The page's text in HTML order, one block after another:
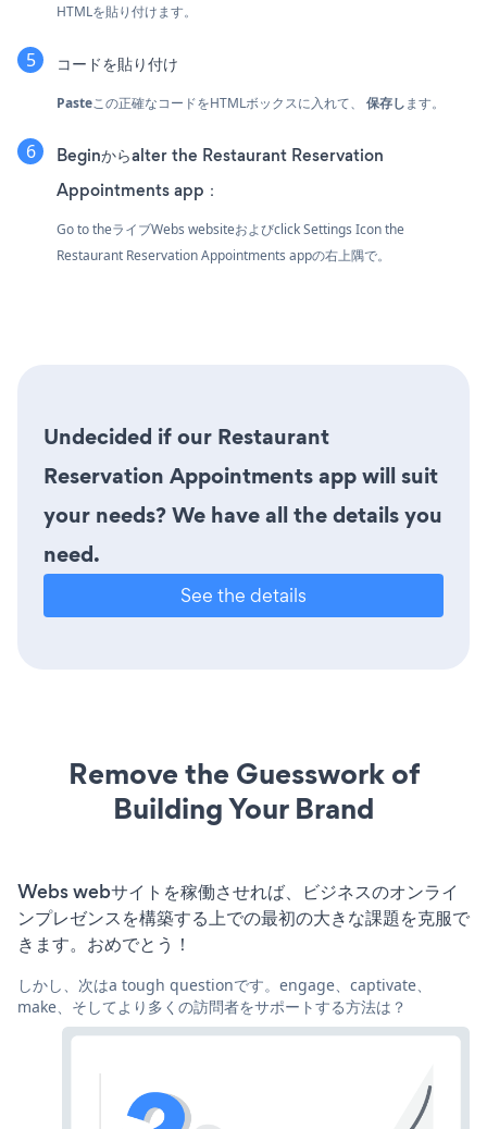
HTMLを貼り付けます。
コードを貼り付け
Pasteこの正確なコードをHTMLボックスに入れて、 保存します。
Beginからalter the Restaurant Reservation
Appointments app：
Go to theライブWebs websiteおよびclick Settings Iconthe
Restaurant Reservation Appointments appの右上隅で。
Undecided if our Restaurant
Reservation Appointments app will suit
your needs? We have all the details you
need.
See the details
Remove the Guesswork of
Building Your Brand
Webs webサイトを稼働させれば、ビジネスのオンライ
ンプレゼンスを構築する上での最初の大きな課題を克服で
きます。おめでとう！
しかし、次はa tough questionです。engage、captivate、
make、そしてより多くの訪問者をサポートする方法は？